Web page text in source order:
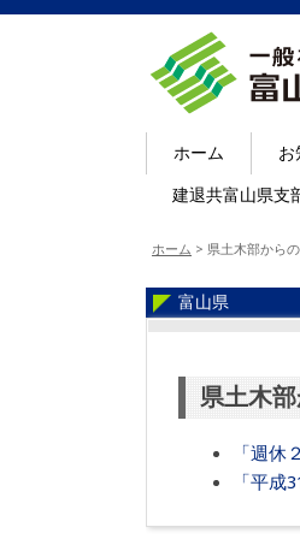
ホーム お
建退共富山県支
ホーム > 県土木部から
富山県
県土木
「週休
「平